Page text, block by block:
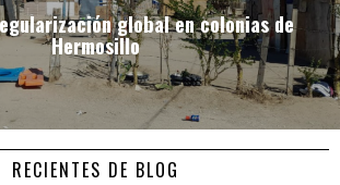
global en colonias de
Hermosillo
RECIENTES DE BLOG